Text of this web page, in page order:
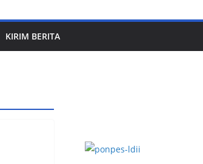
KIRIM BERITA